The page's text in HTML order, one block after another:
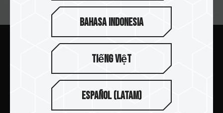
订阅电子报
提交
Bahasa Indonesia
Tiếng Việt
Español (Latam)